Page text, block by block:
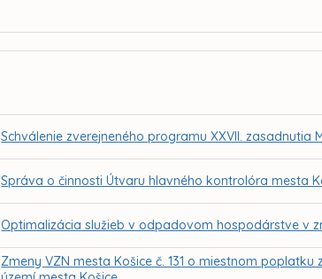
Schválenie zverejneného programu XXVII. zasadnutia
Správa o činnosti Útvaru hlavného kontrolóra mesta
Optimalizácia služieb v odpadovom hospodárstve v
Zmeny VZN mesta Košice č. 131 o miestnom